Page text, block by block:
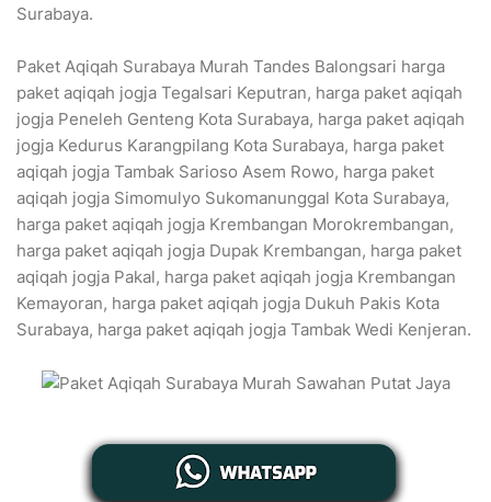
Surabaya.
Paket Aqiqah Surabaya Murah Tandes Balongsari harga
paket aqiqah jogja Tegalsari Keputran, harga paket aqiqah
jogja Peneleh Genteng Kota Surabaya, harga paket aqiqah
jogja Kedurus Karangpilang Kota Surabaya, harga paket
aqiqah jogja Tambak Sarioso Asem Rowo, harga paket
aqiqah jogja Simomulyo Sukomanunggal Kota Surabaya,
harga paket aqiqah jogja Krembangan Morokrembangan,
harga paket aqiqah jogja Dupak Krembangan, harga paket
aqiqah jogja Pakal, harga paket aqiqah jogja Krembangan
Kemayoran, harga paket aqiqah jogja Dukuh Pakis Kota
Surabaya, harga paket aqiqah jogja Tambak Wedi Kenjeran.